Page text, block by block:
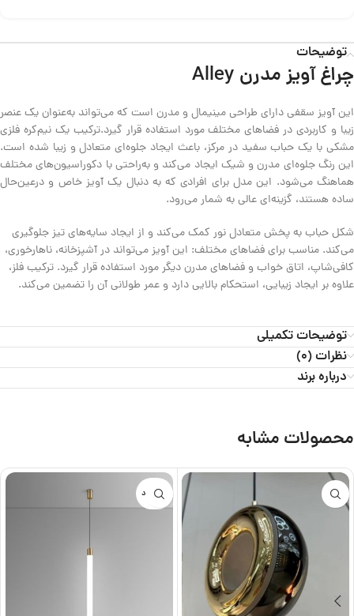
توضیحات
چراغ آویز مدرن Alley
این آویز سقفی دارای طراحی مینیمال و مدرن است که می‌تواند به‌عنوان یک عنصر
زیبا و کاربردی در فضاهای مختلف مورد استفاده قرار گیرد.ترکیب یک نیم‌کره فلزی
مشکی با یک حباب سفید در مرکز، باعث ایجاد جلوه‌ای متعادل و زیبا شده است.
این رنگ جلوه‌ای مدرن و شیک ایجاد می‌کند و به‌راحتی با دکوراسیون‌های مختلف
هماهنگ می‌شود. این مدل برای افرادی که به دنبال یک آویز خاص و درعین‌حال
ساده هستند، گزینه‌ای عالی به شمار می‌رود.
شکل حباب به پخش متعادل نور کمک می‌کند و از ایجاد سایه‌های تیز جلوگیری
می‌کند. مناسب برای فضاهای مختلف: این آویز می‌تواند در آشپزخانه، ناهارخوری،
کافی‌شاپ، اتاق خواب و فضاهای مدرن دیگر مورد استفاده قرار گیرد. ترکیب فلز،
علاوه بر ایجاد زیبایی، استحکام بالایی دارد و عمر طولانی آن را تضمین می‌کند.
توضیحات تکمیلی
نظرات (0)
درباره برند
محصولات مشابه
ناموجود